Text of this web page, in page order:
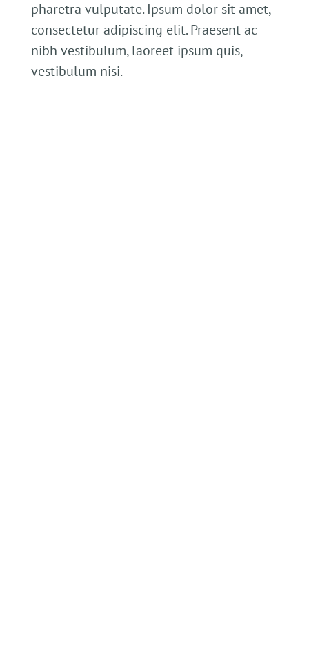
pharetra vulputate. Ipsum dolor sit amet,
consectetur adipiscing elit. Praesent ac
nibh vestibulum, laoreet ipsum quis,
vestibulum nisi.